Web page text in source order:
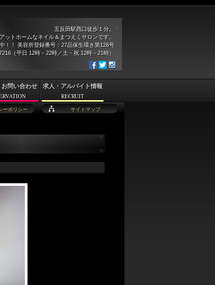
ーポリシー サイトマップ
五反田駅西口徒歩１分。
ットホームなネイル＆まつえくサロンです。
！！ 美容所登録番号：27品保生環き第126号
（平日 12時－22時／土・祝 12時－21時）
お問い合わせ 求人・アルバイト情報
RECRUIT